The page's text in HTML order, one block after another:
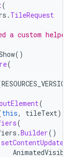
(
. TileRequest
a custom
()
(
RESOURCES_VERSION
(
this, tileText)
(
.Builder()